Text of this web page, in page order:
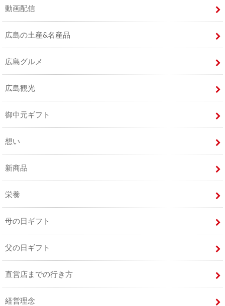
動画配信
広島の土産&名産品
広島グルメ
広島観光
御中元ギフト
想い
新商品
栄養
母の日ギフト
父の日ギフト
直営店までの行き方
経営理念